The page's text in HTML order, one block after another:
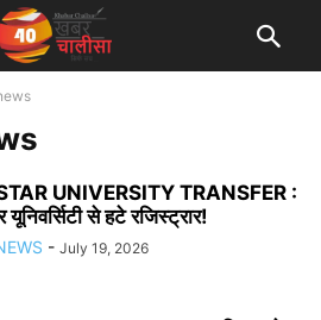
UNIVERSITY TRANSFER :
यूनिवर्सिटी से हटे रजिस्ट्रार!
- July 19, 2026